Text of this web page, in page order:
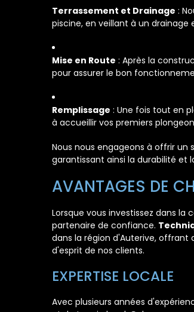
Terrassement et Drainage :
piscine, en veillant à un drainage
Mise en Route : Après la
pour assurer le bon
Remplissage : Une fois tout en
à accueillir vos premiers
Nous nous engageons à offrir
garantissant ainsi la durabilité et
AVANTAGES DE
Lorsque vous investissez dans la
partenaire de confiance.
dans la région d'Auterive, offrant
d'esprit de nos clients.
EXPERTISE LOCALE
Avec plusieurs années